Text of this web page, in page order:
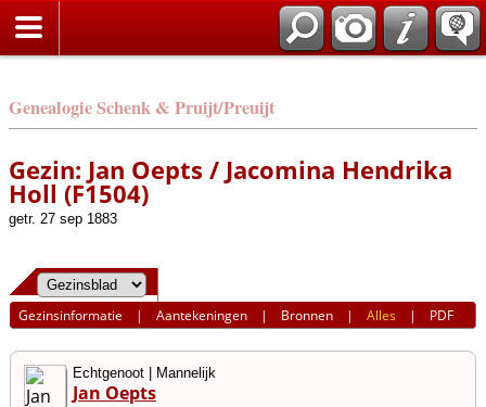
Genealogie Schenk & Pruijt/Preuijt
Gezin: Jan Oepts / Jacomina Hendrika
Holl (F1504)
getr. 27 sep 1883
Gezinsinformatie |Aantekeningen | Bronnen |Alles | PDF
Echtgenoot | Mannelijk
Jan Oepts